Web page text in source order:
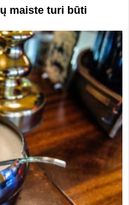
maiste turi būti